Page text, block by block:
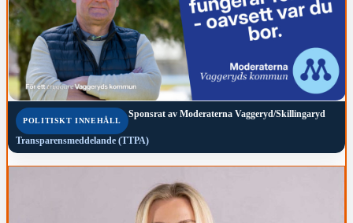
POLITISKT INNEHÅLL
Sponsrat av Moderaterna Vaggeryd/Skillingaryd
Transparensmeddelande (TTPA)